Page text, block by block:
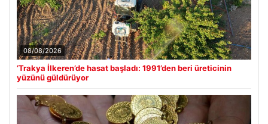
08/08/2026
‘Trakya İlkeren’de hasat başladı: 1991’den beri üreticinin
yüzünü güldürüyor